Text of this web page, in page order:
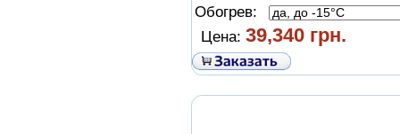
Обогрев:
Цена: 39,340 грн.